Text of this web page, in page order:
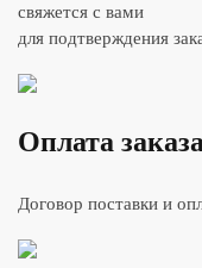
свяжется с вами
для подтверждения
Оплата заказа
Договор поставки и